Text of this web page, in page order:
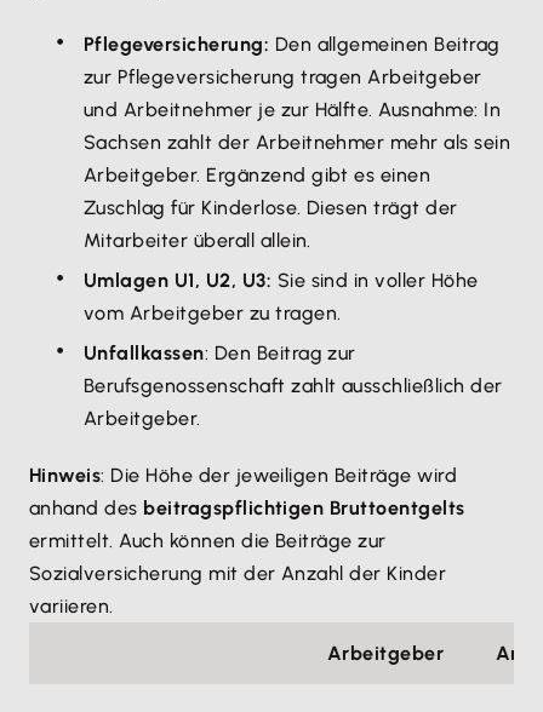
Pflegeversicherung: Den allgemeinen Beitrag
zur Pflegeversicherung tragen Arbeitgeber
und Arbeitnehmer je zur Hälfte. Ausnahme: In
Sachsen zahlt der Arbeitnehmer mehr als sein
Arbeitgeber. Ergänzend gibt es einen
Zuschlag für Kinderlose. Diesen trägt der
Mitarbeiter überall allein.
Umlagen U1, U2, U3: Sie sind in voller Höhe
vom Arbeitgeber zu tragen.
Unfallkassen: Den Beitrag zur
Berufsgenossenschaft zahlt ausschließlich der
Arbeitgeber.
Hinweis: Die Höhe der jeweiligen Beiträge wird
anhand des beitragspflichtigen Bruttoentgelts
ermittelt. Auch können die Beiträge zur
Sozialversicherung mit der Anzahl der Kinder
variieren.
Arbeitgeber